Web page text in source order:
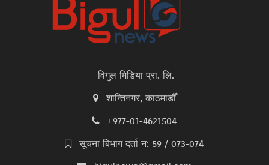
विगुल मिडिया प्रा. लि.
शान्तिनगर, काठमाडौँ
+977-01-4621504
सूचना बिभाग दर्ता न: 59 / 073-074